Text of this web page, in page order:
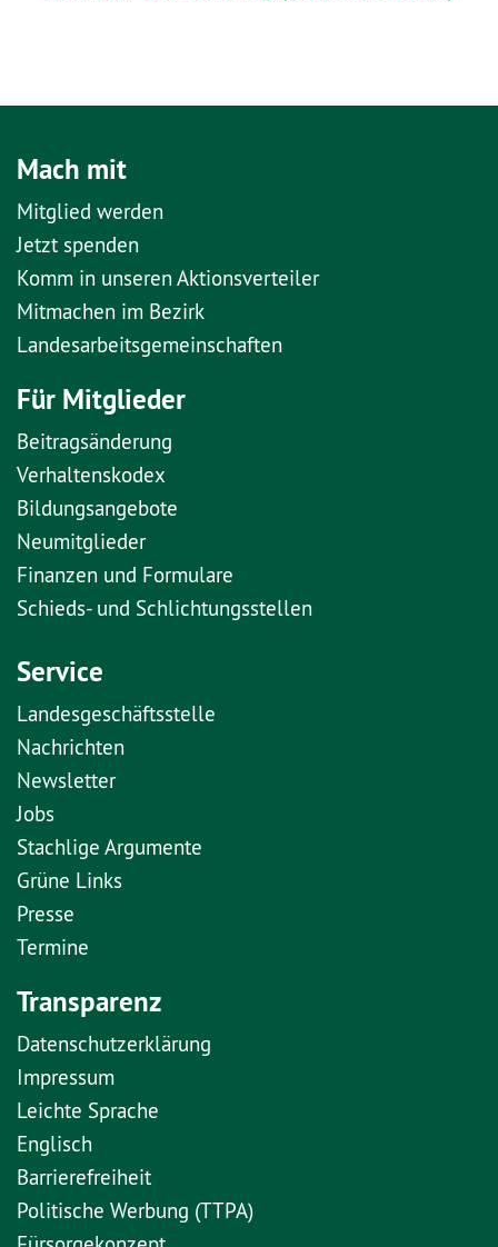
Mach mit
Mitglied werden
Jetzt spenden
Komm in unseren Aktionsverteiler
Mitmachen im Bezirk
Landesarbeitsgemeinschaften
Für Mitglieder
Beitragsänderung
Verhaltenskodex
Bildungsangebote
Neumitglieder
Finanzen und Formulare
Schieds- und Schlichtungsstellen
Service
Landesgeschäftsstelle
Nachrichten
Newsletter
Jobs
Stachlige Argumente
Grüne Links
Presse
Termine
Transparenz
Datenschutzerklärung
Impressum
Leichte Sprache
Englisch
Barrierefreiheit
Politische Werbung (TTPA)